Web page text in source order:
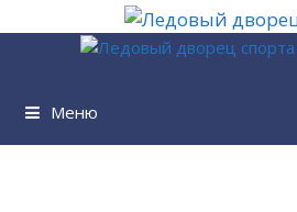
Перейти
содержимому
Меню